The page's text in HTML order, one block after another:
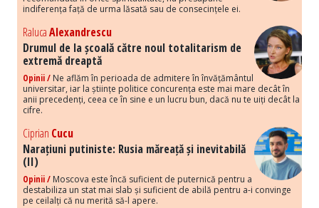
indiferența față de urma lăsată sau de consecințele ei.
RalucaAlexandrescu
Drumul de la școală către noul totalitarism de
extremă dreaptă
Opinii / Ne aflăm în perioada de admitere în învățământul
universitar, iar la științe politice concurența este mai mare decât în
anii precedenți, ceea ce în sine e un lucru bun, dacă nu te uiți decât la
cifre.
Ciprian Cucu
Narațiuni putiniste: Rusia măreață și inevitabilă
(II)
Opinii / Moscova este încă suficient de puternică pentru a
destabiliza un stat mai slab și suficient de abilă pentru a-i convinge
pe ceilalți că nu merită să-l apere.